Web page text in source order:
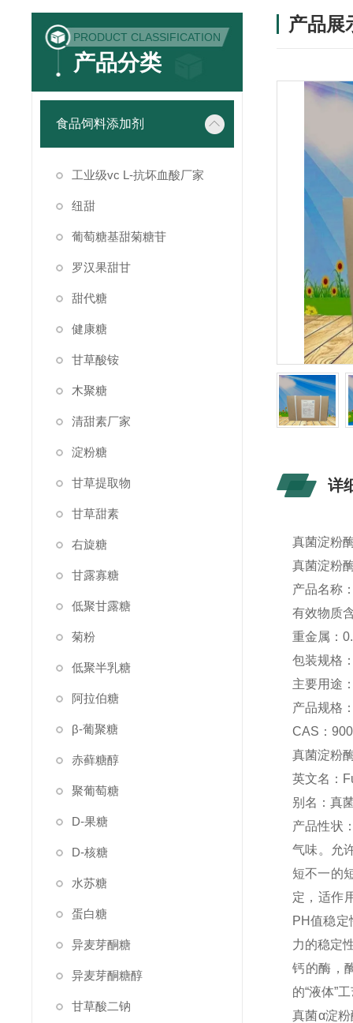
PRODUCT CLASSIFICATION
产品分类
食品饲料添加剂
工业级vc L-抗坏血酸厂家
纽甜
葡萄糖基甜菊糖苷
罗汉果甜甘
甜代糖
健康糖
甘草酸铵
木聚糖
清甜素厂家
淀粉糖
甘草提取物
甘草甜素
右旋糖
甘露寡糖
低聚甘露糖
菊粉
低聚半乳糖
阿拉伯糖
β-葡聚糖
赤藓糖醇
聚葡萄糖
D-果糖
D-核糖
水苏糖
蛋白糖
异麦芽酮糖
异麦芽酮糖醇
甘草酸二钠
产品展
详
真菌淀粉
真菌淀粉
产品名称
有效物质
重金属：
包装规格
主要用途
产品规格
CAS：
真菌淀粉
英文名：
别名：真
产品性状
气味。允
短不一的
定，适作
PH值稳
力的稳定
钙的酶，
的“液体”
真菌α淀